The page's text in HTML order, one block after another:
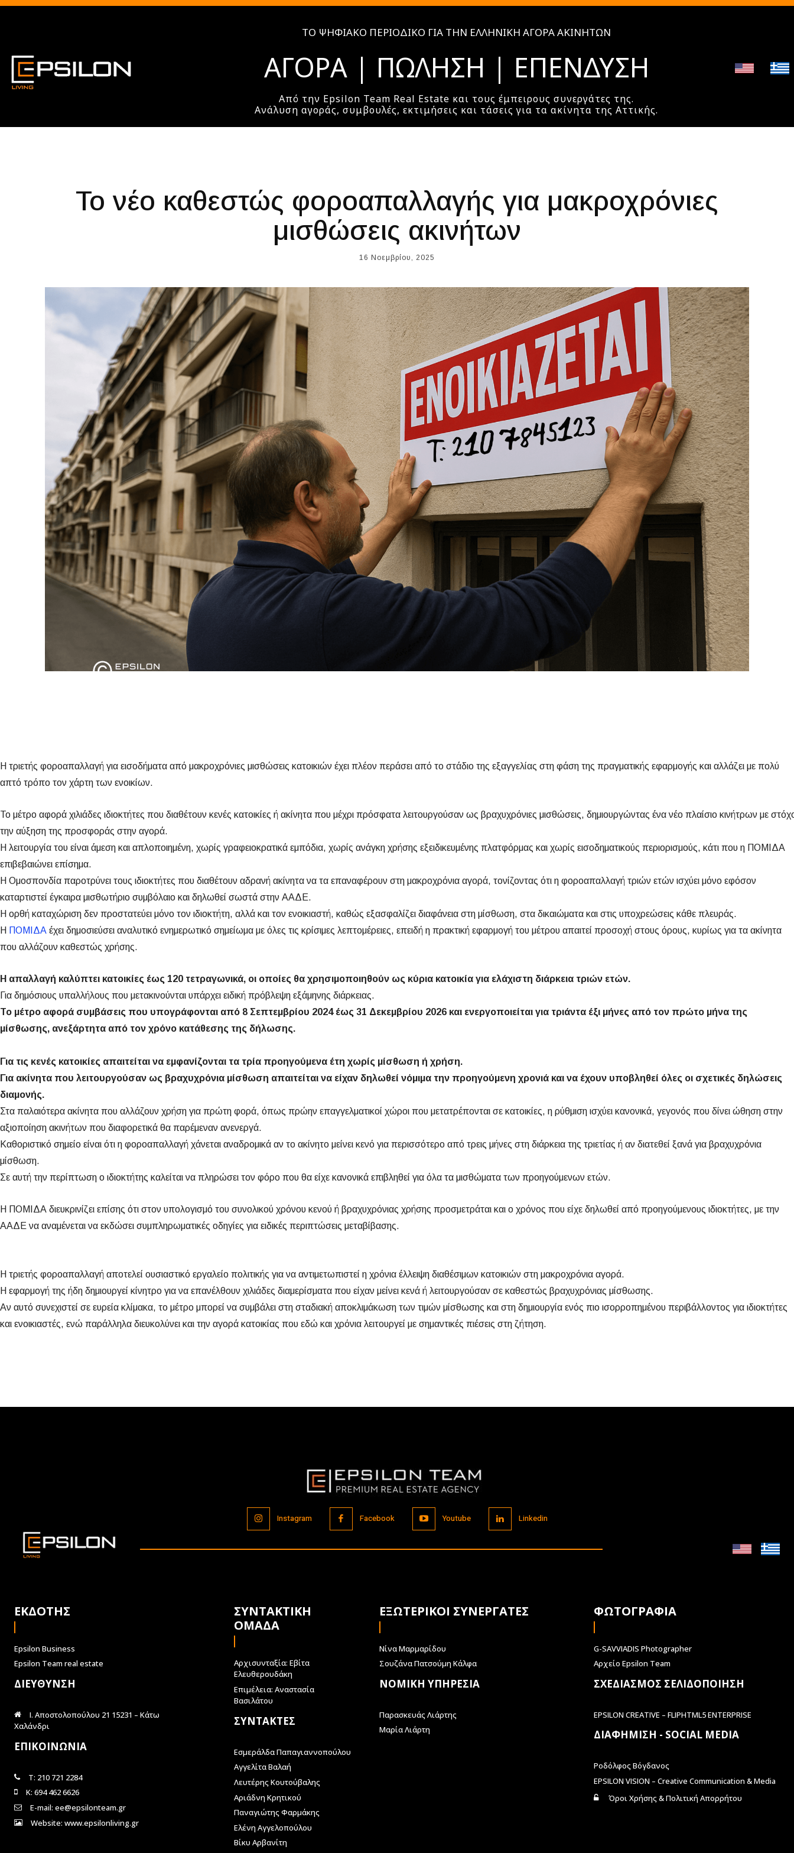
ΤΟ ΨΗΦΙΑΚΌ ΠΕΡΙΟΔΙΚΌ ΓΙΑ ΤΗΝ ΕΛΛΗΝΙΚΉ ΑΓΟΡΆ ΑΚΙΝΉΤΩΝ
ΑΓΟΡΆ | ΠΏΛΗΣΗ | ΕΠΈΝΔΥΣΗ
Από την Epsilon Team Real Estate και τους έμπειρους συνεργάτες της.
Aνάλυση αγοράς, συμβουλές, εκτιμήσεις και τάσεις για τα ακίνητα της Αττικής.
Το νέο καθεστώς φοροαπαλλαγής για μακροχρόνιες
μισθώσεις ακινήτων
16 Νοεμβρίου, 2025
Η τριετής φοροαπαλλαγή για εισοδήματα από μακροχρόνιες μισθώσεις κατοικιών έχει πλέον περάσει από το στάδιο της εξαγγελίας στη φάση της πραγματικής εφαρμογής και αλλάζει με πολύ
απτό τρόπο τον χάρτη των ενοικίων.
Το μέτρο αφορά χιλιάδες ιδιοκτήτες που διαθέτουν κενές κατοικίες ή ακίνητα που μέχρι πρόσφατα λειτουργούσαν ως βραχυχρόνιες μισθώσεις, δημιουργώντας ένα νέο πλαίσιο κινήτρων με
την αύξηση της προσφοράς στην αγορά.
Η λειτουργία του είναι άμεση και απλοποιημένη, χωρίς γραφειοκρατικά εμπόδια, χωρίς ανάγκη χρήσης εξειδικευμένης πλατφόρμας και χωρίς εισοδηματικούς περιορισμούς, κάτι που η ΠΟΜΙΔΑ
επιβεβαιώνει επίσημα.
Η Ομοσπονδία παροτρύνει τους ιδιοκτήτες που διαθέτουν αδρανή ακίνητα να τα επαναφέρουν στη μακροχρόνια αγορά, τονίζοντας ότι η φοροαπαλλαγή τριών ετών ισχύει μόνο εφόσον
καταρτιστεί έγκαιρα μισθωτήριο συμβόλαιο και δηλωθεί σωστά στην ΑΑΔΕ.
Η ορθή καταχώριση δεν προστατεύει μόνο τον ιδιοκτήτη, αλλά και τον ενοικιαστή, καθώς εξασφαλίζει διαφάνεια στη μίσθωση, στα δικαιώματα και στις υποχρεώσεις κάθε πλευράς.
Η ΠΟΜΙΔΑ έχει δημοσιεύσει αναλυτικό ενημερωτικό σημείωμα με όλες τις κρίσιμες λεπτομέρειες, επειδή η πρακτική εφαρμογή του μέτρου απαιτεί προσοχή στους όρους, κυρίως για τα ακίνητα
που αλλάζουν καθεστώς χρήσης.
Η απαλλαγή καλύπτει κατοικίες έως 120 τετραγωνικά, οι οποίες θα χρησιμοποιηθούν ως κύρια κατοικία για ελάχιστη διάρκεια τριών ετών.
Για δημόσιους υπαλλήλους που μετακινούνται υπάρχει ειδική πρόβλεψη εξάμηνης διάρκειας.
Το μέτρο αφορά συμβάσεις που υπογράφονται από 8 Σεπτεμβρίου 2024 έως 31 Δεκεμβρίου 2026 και ενεργοποιείται για τριάντα έξι μήνες από τον πρώτο μήνα της
μίσθωσης, ανεξάρτητα από τον χρόνο κατάθεσης της δήλωσης.
Για τις κενές κατοικίες απαιτείται να εμφανίζονται τα τρία προηγούμενα έτη χωρίς μίσθωση ή χρήση.
Για ακίνητα που λειτουργούσαν ως βραχυχρόνια μίσθωση απαιτείται να είχαν δηλωθεί νόμιμα την προηγούμενη χρονιά και να έχουν υποβληθεί όλες οι σχετικές δηλώσεις
διαμονής.
Στα παλαιότερα ακίνητα που αλλάζουν χρήση για πρώτη φορά, όπως πρώην επαγγελματικοί χώροι που μετατρέπονται σε κατοικίες, η ρύθμιση ισχύει κανονικά, γεγονός που δίνει ώθηση στην
αξιοποίηση ακινήτων που διαφορετικά θα παρέμεναν ανενεργά.
Καθοριστικό σημείο είναι ότι η φοροαπαλλαγή χάνεται αναδρομικά αν το ακίνητο μείνει κενό για περισσότερο από τρεις μήνες στη διάρκεια της τριετίας ή αν διατεθεί ξανά για βραχυχρόνια
μίσθωση.
Σε αυτή την περίπτωση ο ιδιοκτήτης καλείται να πληρώσει τον φόρο που θα είχε κανονικά επιβληθεί για όλα τα μισθώματα των προηγούμενων ετών.
Η ΠΟΜΙΔΑ διευκρινίζει επίσης ότι στον υπολογισμό του συνολικού χρόνου κενού ή βραχυχρόνιας χρήσης προσμετράται και ο χρόνος που είχε δηλωθεί από προηγούμενους ιδιοκτήτες, με την
ΑΑΔΕ να αναμένεται να εκδώσει συμπληρωματικές οδηγίες για ειδικές περιπτώσεις μεταβίβασης.
Η τριετής φοροαπαλλαγή αποτελεί ουσιαστικό εργαλείο πολιτικής για να αντιμετωπιστεί η χρόνια έλλειψη διαθέσιμων κατοικιών στη μακροχρόνια αγορά.
Η εφαρμογή της ήδη δημιουργεί κίνητρο για να επανέλθουν χιλιάδες διαμερίσματα που είχαν μείνει κενά ή λειτουργούσαν σε καθεστώς βραχυχρόνιας μίσθωσης.
Αν αυτό συνεχιστεί σε ευρεία κλίμακα, το μέτρο μπορεί να συμβάλει στη σταδιακή αποκλιμάκωση των τιμών μίσθωσης και στη δημιουργία ενός πιο ισορροπημένου περιβάλλοντος για ιδιοκτήτες
και ενοικιαστές, ενώ παράλληλα διευκολύνει και την αγορά κατοικίας που εδώ και χρόνια λειτουργεί με σημαντικές πιέσεις στη ζήτηση.
Instagram Facebook Youtube Linkedin
ΕΚΔΟΤΗΣ
Epsilon Business
Epsilon Team real estate
ΔΙΕΥΘΥΝΣΗ
Ι. Αποστολοπούλου 21 15231 – Κάτω
Χαλάνδρι
ΕΠΙΚΟΙΝΩΝΙΑ
Τ: 210 721 2284
Κ: 694 462 6626
E-mail: ee@epsilonteam.gr
Website: www.epsilonliving.gr
ΣΥΝΤΑΚΤΙΚΗ
ΟΜΑΔΑ
Αρχισυνταξία: Εβίτα
Ελευθερουδάκη
Επιμέλεια: Αναστασία
Βασιλάτου
ΣΥΝΤΑΚΤΕΣ
Εσμεράλδα Παπαγιαννοπούλου
Αγγελίτα Βαλαή
Λευτέρης Κουτούβαλης
Αριάδνη Κρητικού
Παναγιώτης Φαρμάκης
Ελένη Αγγελοπούλου
Βίκυ Αρβανίτη
ΕΞΩΤΕΡΙΚΟΙ ΣΥΝΕΡΓΑΤΕΣ
Νίνα Μαρμαρίδου
Σουζάνα Πατσούμη Κάλφα
ΝΟΜΙΚΗ ΥΠΗΡΕΣΙΑ
Παρασκευάς Λιάρτης
Μαρία Λιάρτη
ΦΩΤΟΓΡΑΦΙΑ
G-SAVVIADIS Photographer
Αρχείο Epsilon Team
ΣΧΕΔΙΑΣΜΟΣ ΣΕΛΙΔΟΠΟΙΗΣΗ
EPSILON CREATIVE – FLIPHTML5 ENTERPRISE
ΔΙΑΦΗΜΙΣΗ - SOCIAL MEDIA
Ροδόλφος Βόγδανος
EPSILON VISION – Creative Communication & Media
Όροι Χρήσης & Πολιτική Απορρήτου